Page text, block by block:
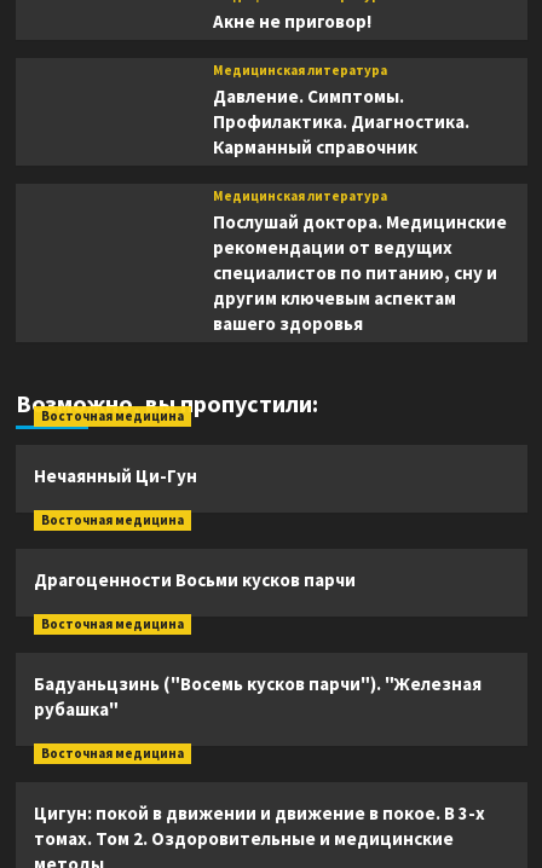
Акне не приговор!
Медицинская литература
Давление. Симптомы.
Профилактика. Диагностика.
Карманный справочник
Медицинская литература
Послушай доктора. Медицинские
рекомендации от ведущих
специалистов по питанию, сну и
другим ключевым аспектам
вашего здоровья
Возможно, вы пропустили:
Восточная медицина
Нечаянный Ци-Гун
Восточная медицина
Драгоценности Восьми кусков парчи
Восточная медицина
Бадуаньцзинь ("Восемь кусков парчи"). "Железная
рубашка"
Восточная медицина
Цигун: покой в движении и движение в покое. В 3-х
томах. Том 2. Оздоровительные и медицинские